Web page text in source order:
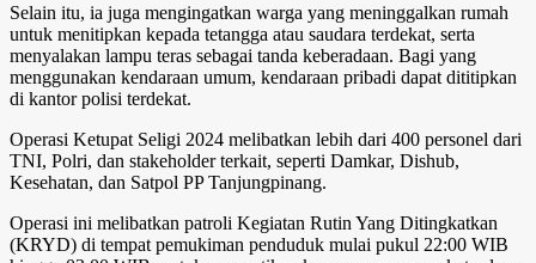
Selain itu, ia juga mengingatkan warga yang meninggalkan rumah
untuk menitipkan kepada tetangga atau saudara terdekat, serta
menyalakan lampu teras sebagai tanda keberadaan. Bagi yang
menggunakan kendaraan umum, kendaraan pribadi dapat dititipkan
di kantor polisi terdekat.
Operasi Ketupat Seligi 2024 melibatkan lebih dari 400 personel dari
TNI, Polri, dan stakeholder terkait, seperti Damkar, Dishub,
Kesehatan, dan Satpol PP Tanjungpinang.
Operasi ini melibatkan patroli Kegiatan Rutin Yang Ditingkatkan
(KRYD) di tempat pemukiman penduduk mulai pukul 22:00 WIB